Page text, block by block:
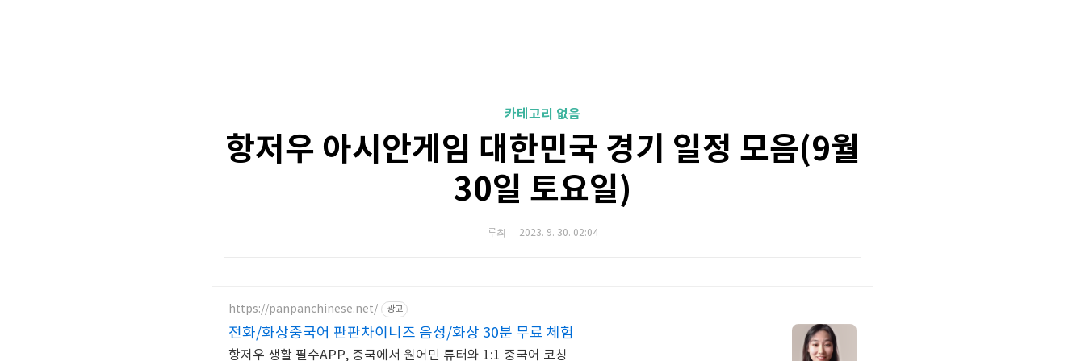
카테고리 없음
항저우 아시안게임 대한민국 경기 일정 모음(9월
30일 토요일)
루츼 2023. 9. 30. 02:04
https://panpanchinese.net/ 광고
전화/화상중국어 판판차이니즈 음성/화상 30분 무료 체험
항저우 생활 필수APP, 중국에서 원어민 튜터와 1:1 중국어 코칭